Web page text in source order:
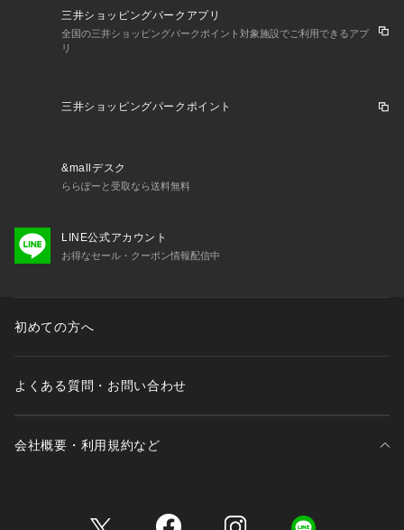
三井ショッピングパークアプリ
全国の三井ショッピングパークポイント対象施設でご利用できるアプ
リ
三井ショッピングパークポイント
&mallデスク
ららぽーと受取なら送料無料
LINE公式アカウント
お得なセール・クーポン情報配信中
初めての方へ
よくある質問・お問い合わせ
会社概要・利用規約など